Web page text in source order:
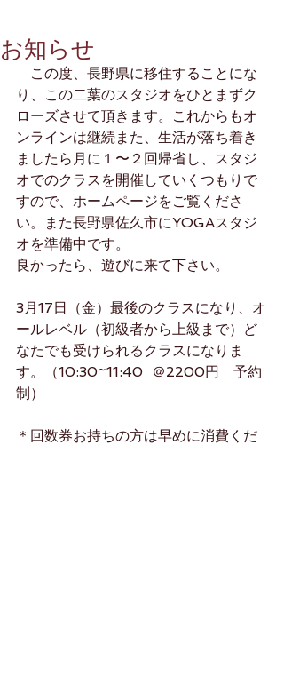
お知らせ
この度、長野県に移住することにな
り、この二葉のスタジオをひとまずク
ローズさせて頂きます。これからもオ
ンラインは継続また、生活が落ち着き
ましたら月に１〜２回帰省し、スタジ
オでのクラスを開催していくつもりで
すので、ホームページをご覧くださ
い。また長野県佐久市にYOGAスタジ
オを準備中です。
良かったら、遊びに来て下さい。
3月17日（金）最後のクラスになり、オ
ールレベル（初級者から上級まで）ど
なたでも受けられるクラスになりま
す。（10:30~11:40  ＠2200円　予約
制）
＊回数券お持ちの方は早めに消費くだ